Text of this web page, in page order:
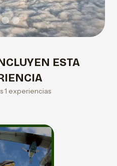
ESTA
1 experiencias